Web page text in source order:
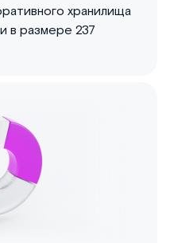
хранилища
в размере 237